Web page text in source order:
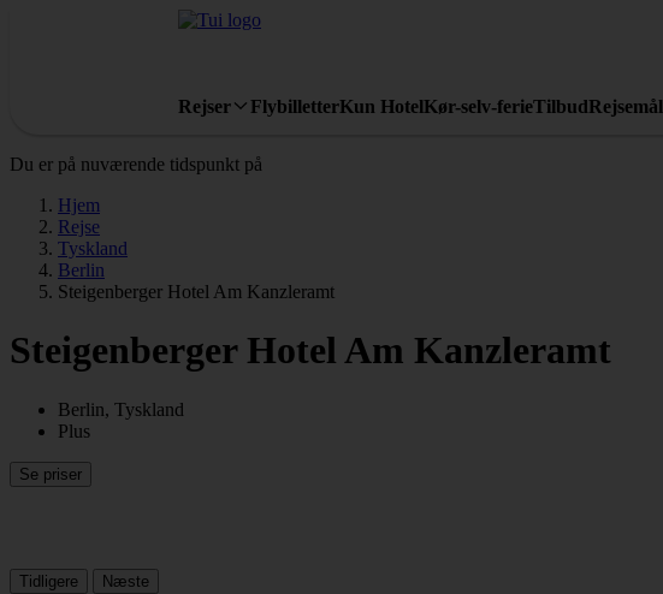
Rejser FlybilletterKun HotelKør-selv-ferieTilbudRejsemål
Du er på nuværende tidspunkt på
Hjem
Rejse
Tyskland
Berlin
Steigenberger Hotel Am Kanzleramt
Steigenberger Hotel Am Kanzleramt
Berlin, Tyskland
Plus
Se priser
Tidligere
Næste